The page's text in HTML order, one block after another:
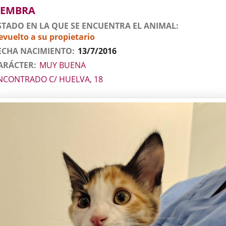
EN LA QUE SE ENCUENTRA EL ANIMAL
a su propietario
NACIMIENTO 13/7/2016
MUY BUENA
C/ HUELVA, 18